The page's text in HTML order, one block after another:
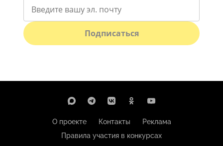
Подписаться
О проекте Контакты
Реклама
Правила участия в конкурсах